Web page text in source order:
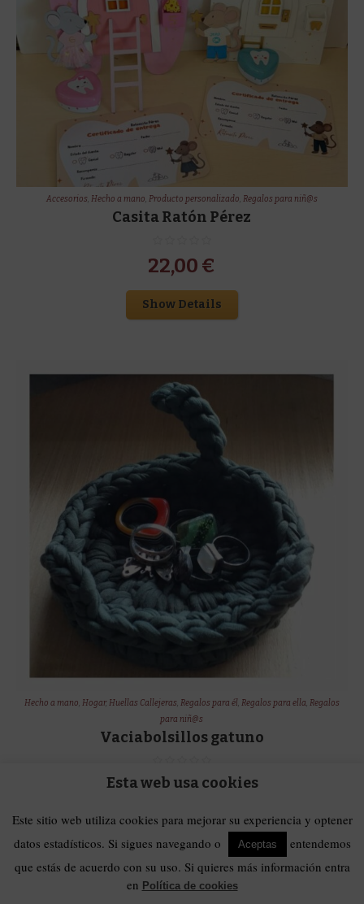
Accesorios, Hecho a mano, Producto personalizado, Regalos para niñ@s
Casita Ratón Pérez
22,00 €
Show Details
Hecho a mano, Hogar, Huellas Callejeras, Regalos para él, Regalos para ella, Regalos
para niñ@s
Vaciabolsillos gatuno
4,00€
Show Details
Esta web usa cookies
Este sitio web utiliza cookies para mejorar su experiencia y optener
datos estadísticos. Si sigues navegando o
Aceptas
entendemos
que estás de acuerdo con su uso. Si quieres más información entra
en Política de cookies